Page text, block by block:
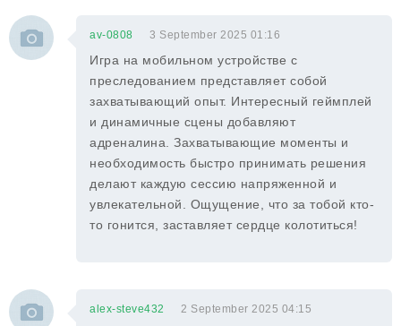
av-0808 3 September 2025 01:16
Игра на мобильном устройстве с
преследованием представляет собой
захватывающий опыт. Интересный геймплей
и динамичные сцены добавляют
адреналина. Захватывающие моменты и
необходимость быстро принимать решения
делают каждую сессию напряженной и
увлекательной. Ощущение, что за тобой кто-
то гонится, заставляет сердце колотиться!
alex-steve432 2 September 2025 04:15